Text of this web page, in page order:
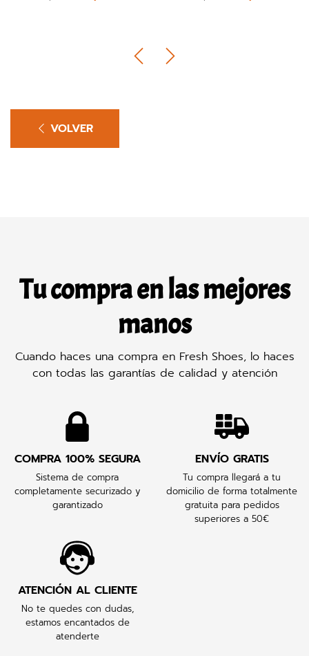
VOLVER
Tu compra en las mejores
manos
Cuando haces una compra en Fresh Shoes, lo haces
con todas las garantías de calidad y atención
COMPRA 100% SEGURA
Sistema de compra
completamente securizado y
garantizado
ENVÍO GRATIS
Tu compra llegará a tu
domicilio de forma totalmente
gratuita para pedidos
superiores a 50€
ATENCIÓN AL CLIENTE
No te quedes con dudas,
estamos encantados de
atenderte